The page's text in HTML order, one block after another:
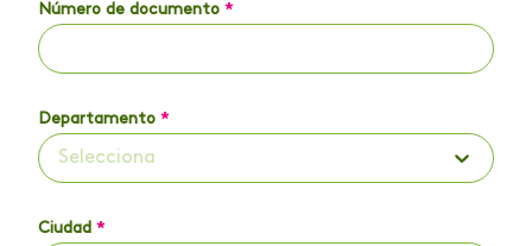
Número de documento *
Departamento *
Selecciona
Ciudad *